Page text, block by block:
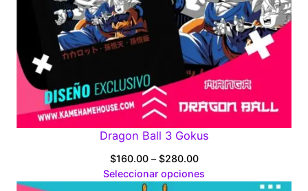
Dragon Ball 3 Gokus
$160.00 – $280.00Price
range:
Seleccionar opciones